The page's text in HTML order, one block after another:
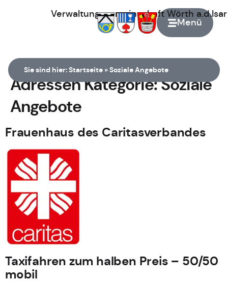
Menü
Verwaltungsgemeinschaft Wörth
Sie sind hier:Startseite »Soziale Angebote
Adressen Kategorie:Soziale
Angebote
Frauenhaus des Caritasverbandes
Taxifahren zum halben Preis – 50/50
mobil